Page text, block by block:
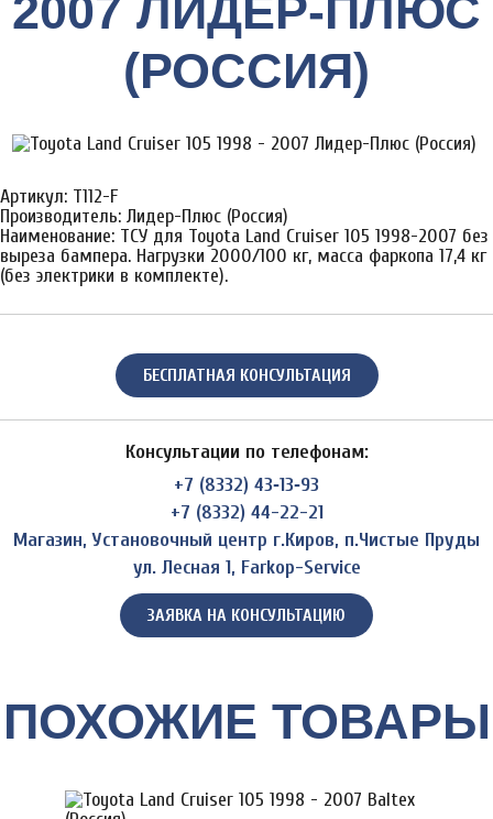
2007 ЛИДЕР-ПЛЮС
(РОССИЯ)
Артикул: T112-F
Производитель: Лидер-Плюс (Россия)
Наименование: ТСУ для Toyota Land Cruiser 105 1998-2007 без
выреза бампера. Нагрузки 2000/100 кг, масса фаркопа 17,4 кг
(без электрики в комплекте).
БЕСПЛАТНАЯ КОНСУЛЬТАЦИЯ
Консультации по телефонам:
+7 (8332) 43‑13‑93
+7 (8332) 44-22-21
Магазин, Установочный центр г.Киров, п.Чистые Пруды
ул. Лесная 1, Farkop-Service
ЗАЯВКА НА КОНСУЛЬТАЦИЮ
ПОХОЖИЕ ТОВАРЫ